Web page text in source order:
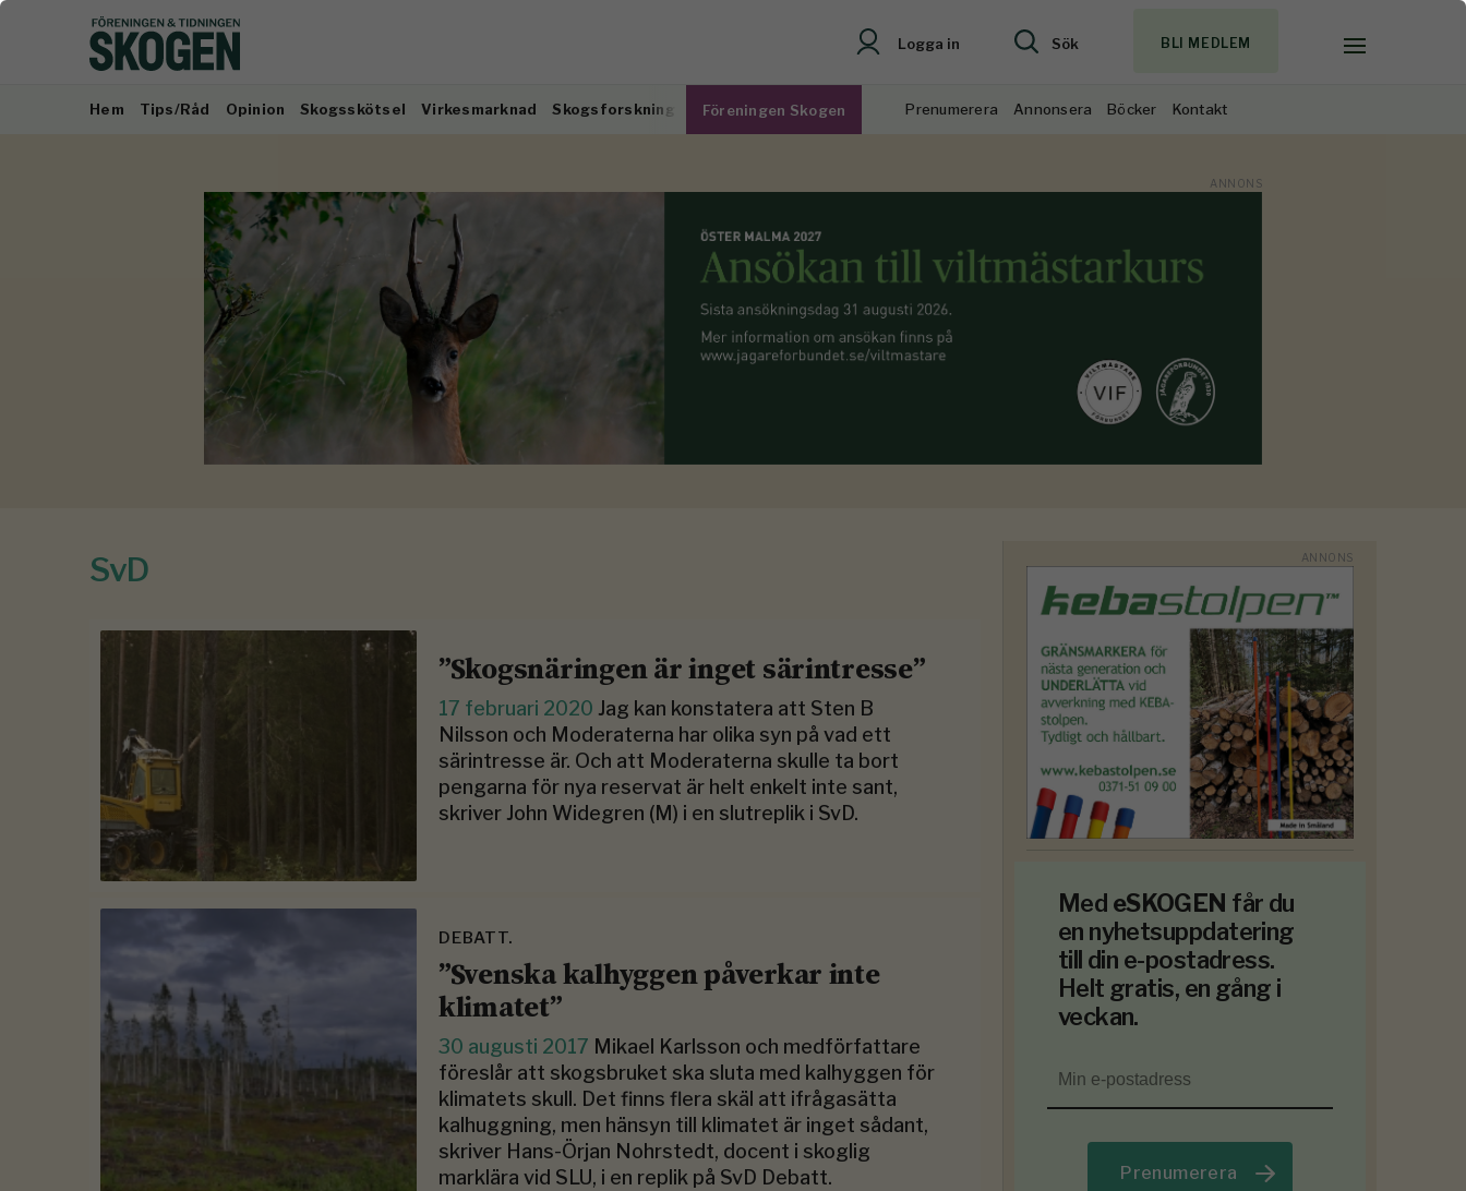
Logga in Sök BLI MEDLEM
Hem Tips/Råd Opinion Skogsskötsel Virkesmarknad Skogsforskning Föreningen Skogen Prenumerera Annonsera Böcker Kontakt
SvD
”Skogsnäringen är inget särintresse”
17 februari 2020 Jag kan konstatera att Sten B
Nilsson och Moderaterna har olika syn på vad ett
särintresse är. Och att Moderaterna skulle ta bort
pengarna för nya reservat är helt enkelt inte sant,
skriver John Widegren (M) i en slutreplik i SvD.
DEBATT.
”Svenska kalhyggen påverkar inte
klimatet”
30 augusti 2017 Mikael Karlsson och medförfattare
föreslår att skogsbruket ska sluta med kalhyggen för
klimatets skull. Det finns flera skäl att ifrågasätta
kalhuggning, men hänsyn till klimatet är inget sådant,
skriver Hans-Örjan Nohrstedt, docent i skoglig
marklära vid SLU, i en replik på SvD Debatt.
Med eSKOGEN får du
en nyhetsuppdatering
till din e-postadress.
Helt gratis, en gång i
veckan.
Prenumerera